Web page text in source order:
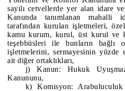
sayılı cetvellerde yer alan idare
Kanunda tanımlanan mahalli
tarafından kurulan işletmeleri,
kamu kurum, kurul, üst kurul ve
teşebbüsleri ile bunların bağlı
işletmelerini, sermayesinin yüzde
ait diğer ortaklıkları,
j) Kanun: Hukuk
Kanununu,
k) Komisyon: Arabuluculuk